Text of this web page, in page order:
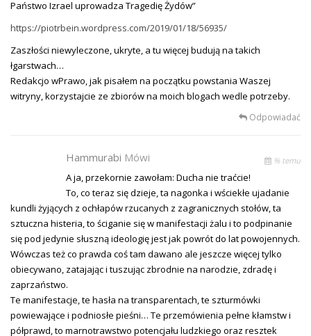
Państwo Izrael uprowadza Tragedię Żydów”
https://piotrbein.wordpress.com/2019/01/18/56935/
Zaszłości niewyleczone, ukryte, a tu więcej budują na takich
łgarstwach…
Redakcjo wPrawo, jak pisałem na początku powstania Waszej
witryny, korzystajcie ze zbiorów na moich blogach wedle potrzeby.
Odpowiadać
Hammurabi Mówi % temu
A ja, przekornie zawołam: Ducha nie traćcie!
To, co teraz się dzieje, ta nagonka i wściekłe ujadanie
kundli żyjących z ochłapów rzucanych z zagranicznych stołów, ta
sztuczna histeria, to ściganie się w manifestacji żalu i to podpinanie
się pod jedynie słuszną ideologię jest jak powrót do lat powojennych.
Wówczas też co prawda coś tam dawano ale jeszcze więcej tylko
obiecywano, zatajając i tuszując zbrodnie na narodzie, zdradę i
zaprzaństwo.
Te manifestacje, te hasła na transparentach, te szturmówki
powiewające i podniosłe pieśni… Te przemówienia pełne kłamstw i
półprawd, to marnotrawstwo potencjału ludzkiego oraz resztek